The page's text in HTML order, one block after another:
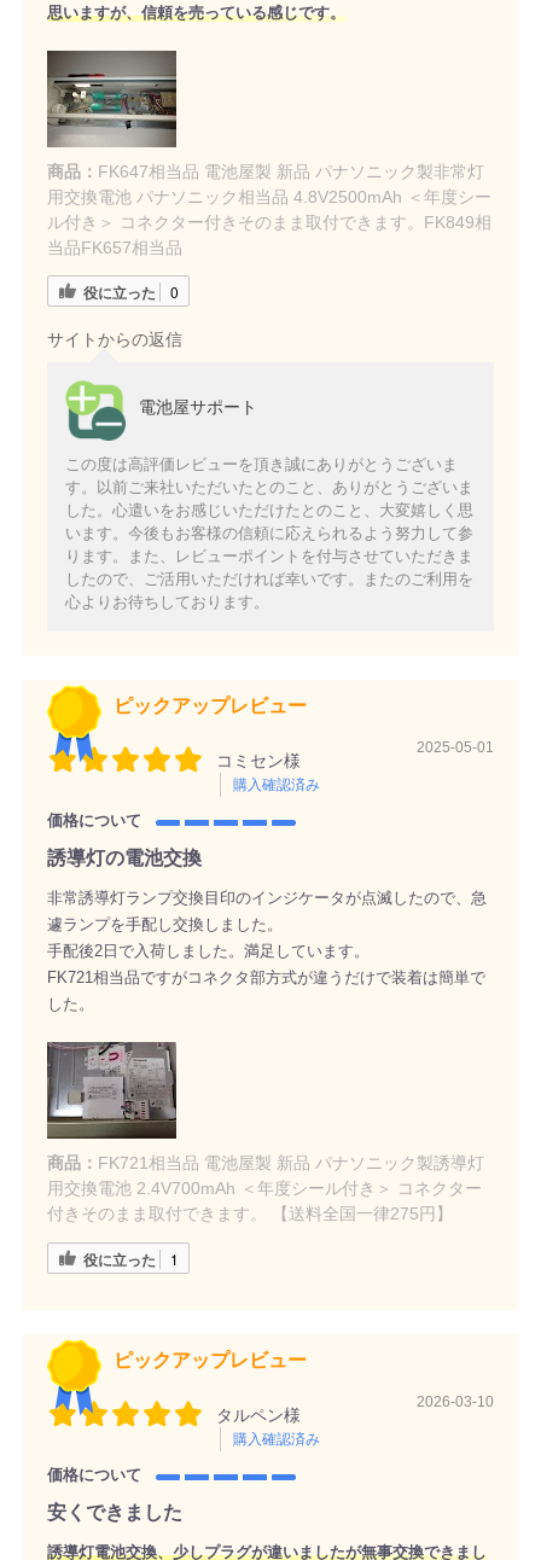
思いますが、信頼を売っている感じです。
商品： FK647相当品 電池屋製 新品 パナソニック製非常灯
用交換電池 パナソニック相当品 4.8V2500mAh ＜年度シー
ル付き＞ コネクター付きそのまま取付できます。FK849相
当品FK657相当品
役に立った 0
サイトからの返信
電池屋サポート
この度は高評価レビューを頂き誠にありがとうございま
す。以前ご来社いただいたとのこと、ありがとうございま
した。心遣いをお感じいただけたとのこと、大変嬉しく思
います。今後もお客様の信頼に応えられるよう努力して参
ります。また、レビューポイントを付与させていただきま
したので、ご活用いただければ幸いです。またのご利用を
心よりお待ちしております。
ピックアップレビュー
コミセン様
購入確認済み
2025-05-01
価格について
誘導灯の電池交換
非常誘導灯ランプ交換目印のインジケータが点滅したので、急
遽ランプを手配し交換しました。
手配後2日で入荷しました。満足しています。
FK721相当品ですがコネクタ部方式が違うだけで装着は簡単で
した。
商品： FK721相当品 電池屋製 新品 パナソニック製誘導灯
用交換電池 2.4V700mAh ＜年度シール付き＞ コネクター
付きそのまま取付できます。 【送料全国一律275円】
役に立った 1
ピックアップレビュー
タルペン様
購入確認済み
2026-03-10
価格について
安くできました
誘導灯電池交換、少しプラグが違いましたが無事交換できまし